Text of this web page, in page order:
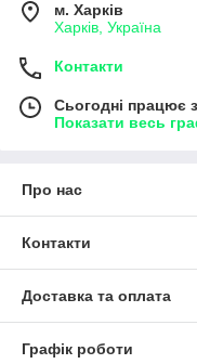
м. Харків
Харків, Україна
Контакти
Сьогодні працює
Показати весь
Про нас
Контакти
Доставка та оплата
Графік роботи